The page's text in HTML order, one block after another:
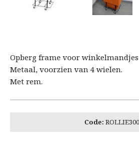
Opberg frame voor winkelmandjes
Metaal, voorzien van 4 wielen.
Met rem.
Code: ROLLIE300